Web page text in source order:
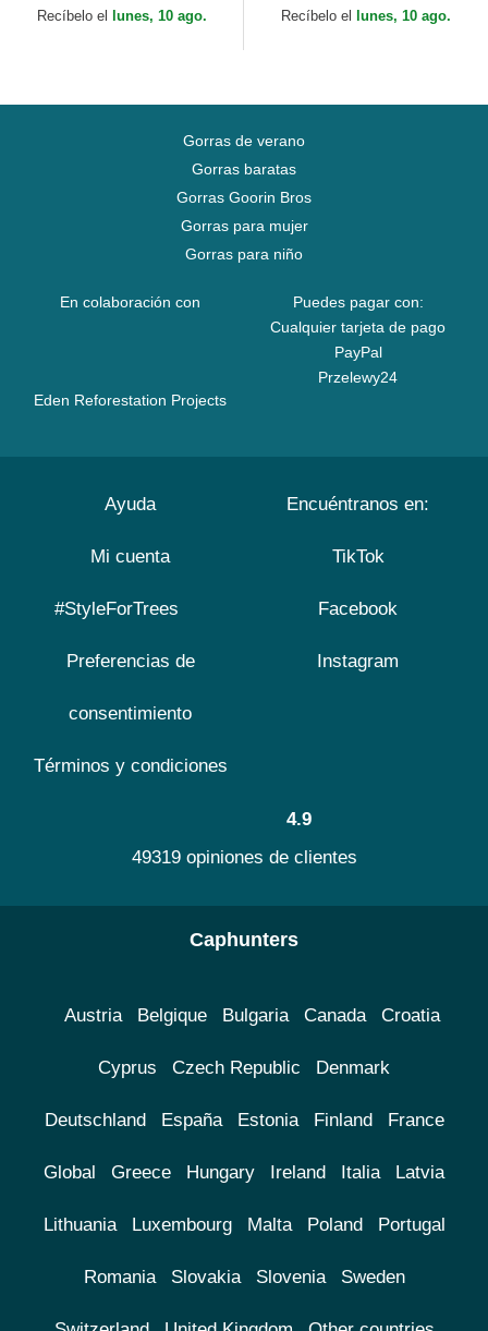
Recíbelo el lunes, 10 ago.
Playas California...
Recíbelo el lunes, 10 ago.
Gorras de verano
Gorras baratas
Gorras Goorin Bros
Gorras para mujer
Gorras para niño
En colaboración con
Eden Reforestation Projects
Puedes pagar con:
Cualquier tarjeta de pago
PayPal
Przelewy24
Ayuda
Mi cuenta
#StyleForTrees
Preferencias de
consentimiento
Términos y condiciones
Encuéntranos en:
TikTok
Facebook
Instagram
4.9
49319 opiniones de clientes
Caphunters
Austria Belgique Bulgaria Canada Croatia
Cyprus Czech Republic Denmark
Deutschland España Estonia Finland France
Global Greece Hungary Ireland Italia Latvia
Lithuania Luxembourg Malta Poland Portugal
Romania Slovakia Slovenia Sweden